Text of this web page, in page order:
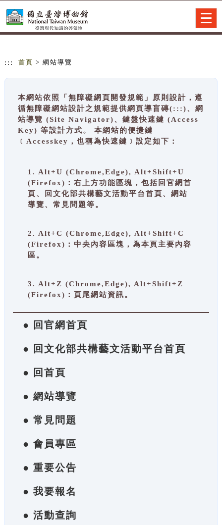
::: 首頁 > 網站導覽
本網站依照「無障礙網頁開發規範」原則設計，遵
循無障礙網站設計之規範提供網頁導盲磚(:::)、網
站導覽 (Site Navigator)、鍵盤快速鍵 (Access
Key) 等設計方式。 本網站的便捷鍵
﹝Accesskey，也稱為快速鍵﹞設定如下：
1. Alt+U (Chrome,Edge), Alt+Shift+U
(Firefox)：右上方功能區塊，包括回官網首
頁、回文化部共構藝文活動平台首頁、網站
導覽、常見問題等。
2. Alt+C (Chrome,Edge), Alt+Shift+C
(Firefox)：中央內容區塊，為本頁主要內容
區。
3. Alt+Z (Chrome,Edge), Alt+Shift+Z
(Firefox)：頁尾網站資訊。
● 回官網首頁
● 回文化部共構藝文活動平台首頁
● 回首頁
● 網站導覽
● 常見問題
● 會員專區
● 重要公告
● 我要報名
● 活動查詢